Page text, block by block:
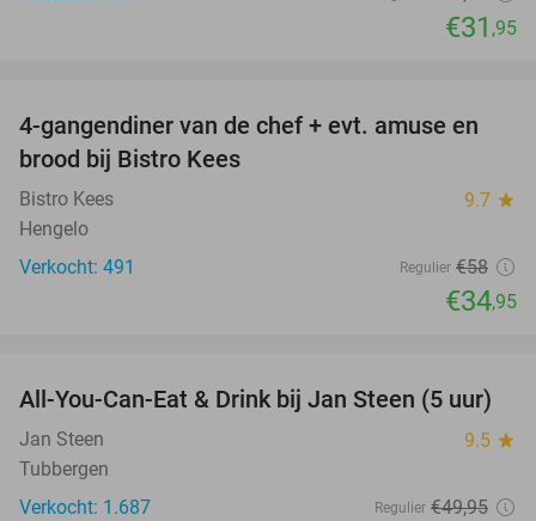
€31 ,95
40%
4-gangendiner van de chef + evt. amuse en
brood bij Bistro Kees
Bistro Kees 9.7 star
Hengelo
Verkocht: 491
Regulier €58
€34,95
32%
All-You-Can-Eat & Drink bij Jan Steen (5 uur)
Jan Steen 9.5 star
Tubbergen
Verkocht: 1.687
Regulier €49,95